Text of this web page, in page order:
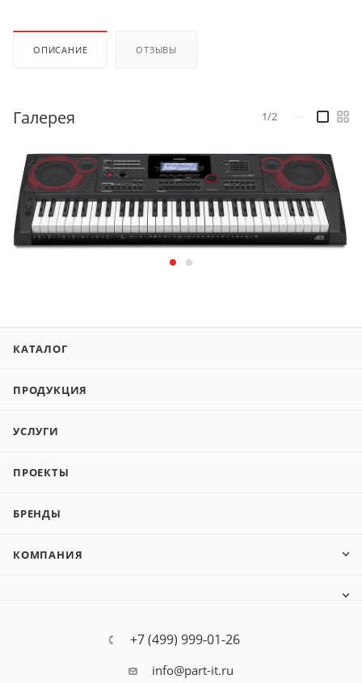
ОПИСАНИЕ ОТЗЫВЫ
Галерея 1/2
КАТАЛОГ
ПРОДУКЦИЯ
УСЛУГИ
ПРОЕКТЫ
БРЕНДЫ
КОМПАНИЯ
+7 (499) 999-01-26
info@part-it.ru